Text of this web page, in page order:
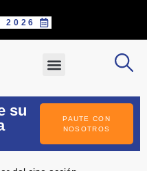
2026
su
PAUTE CON
NOSOTROS